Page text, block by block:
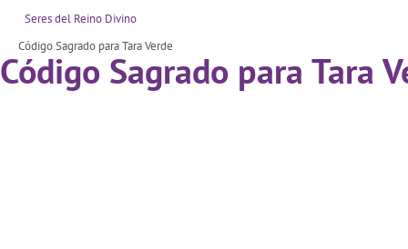
Seres del Reino Divino
Código Sagrado para Tara Verde
Código Sagrado para Tara